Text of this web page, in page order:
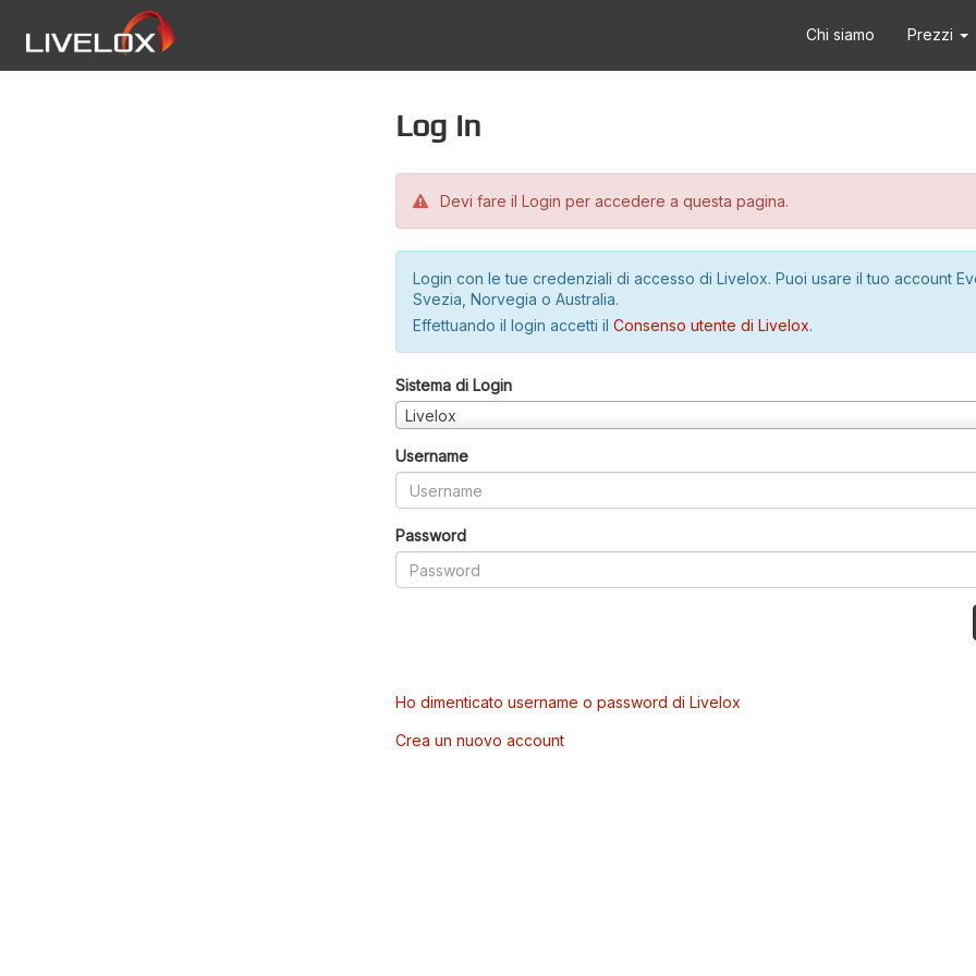
Chi siamo Prezzi
Log in
Devi fare il Login per accedere a questa pagina.
Login con le tue credenziali di accesso di Livelox. Puoi usare il tuo account
Svezia, Norvegia o Australia.
Effettuando il login accetti il Consenso utente di Livelox.
Sistema di Login
Livelox
Username
Password
Ho dimenticato username o password di Livelox
Crea un nuovo account